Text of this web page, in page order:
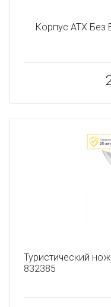
Корпус ATX Без
Туристический
832385